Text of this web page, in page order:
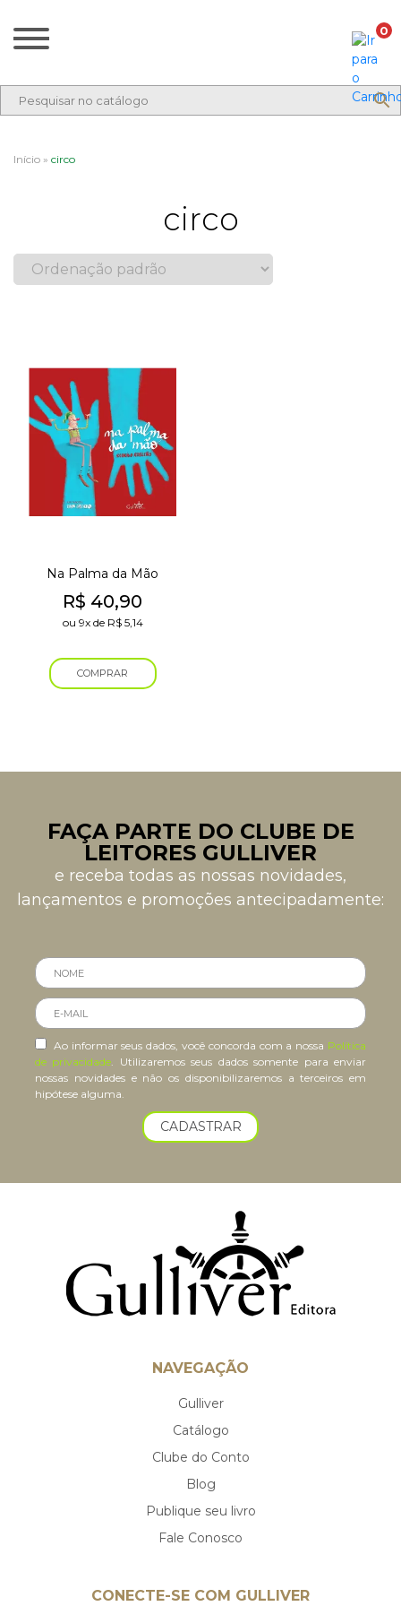
0
Início » circo
circo
Na Palma da Mão
R$ 40,90
ou 9xde R$5,14
COMPRAR
FAÇA PARTE DO CLUBE DE
LEITORES GULLIVER
e receba todas as nossas novidades,
lançamentos e promoções antecipadamente:
Ao informar seus dados, você concorda com a nossa Política
de privacidade. Utilizaremos seus dados somente para enviar
nossas novidades e não os disponibilizaremos a terceiros em
hipótese alguma.
CADASTRAR
NAVEGAÇÃO
Gulliver
Catálogo
Clube do Conto
Blog
Publique seu livro
Fale Conosco
CONECTE-SE COM GULLIVER